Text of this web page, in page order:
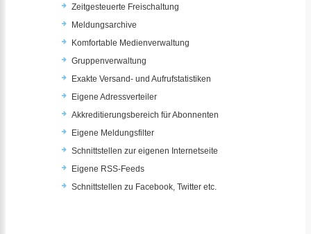
Zeitgesteuerte Freischaltung
Meldungsarchive
Komfortable Medienverwaltung
Gruppenverwaltung
Exakte Versand- und Aufrufstatistiken
Eigene Adressverteiler
Akkreditierungsbereich für Abonnenten
Eigene Meldungsfilter
Schnittstellen zur eigenen Internetseite
Eigene RSS-Feeds
Schnittstellen zu Facebook, Twitter etc.